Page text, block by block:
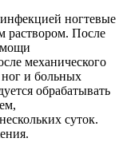
ногтевые
раствором. После
механического
ног и больных
обрабатывать
суток.